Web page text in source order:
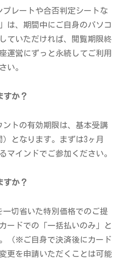
レートや合否判定シートな
は、期間中にご自身のパソコ
ていただければ、閲覧期限終
運営にずっと永続してご利用
い。
すか？
トの有効期限は、基本受講
となります。まずは3ヶ月
マインドでご参加ください。
すか？
切省いた特別価格でのご提
ードでの「一括払いのみ」と
（※ご自身で決済後にカード
更を申請いただくことは可能